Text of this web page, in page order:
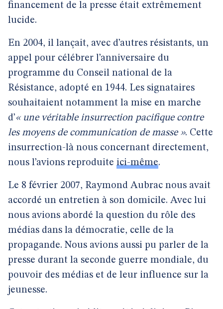
financement de la presse était extrêmement
lucide.
En 2004, il lançait, avec d’autres résistants, un
appel pour célébrer l’anniversaire du
programme du Conseil national de la
Résistance, adopté en 1944. Les signataires
souhaitaient notamment la mise en marche
d’« une véritable insurrection pacifique contre
les moyens de communication de masse ». Cette
insurrection-là nous concernant directement,
nous l’avions reproduite ici-même.
Le 8 février 2007, Raymond Aubrac nous avait
accordé un entretien à son domicile. Avec lui
nous avions abordé la question du rôle des
médias dans la démocratie, celle de la
propagande. Nous avions aussi pu parler de la
presse durant la seconde guerre mondiale, du
pouvoir des médias et de leur influence sur la
jeunesse.